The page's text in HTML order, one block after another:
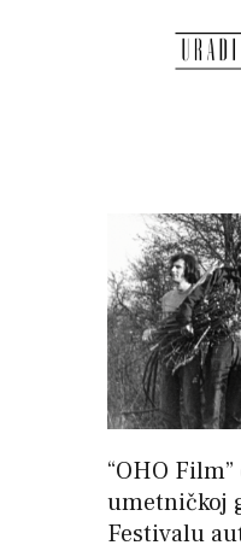
“OHO
umetničkoj
Festivalu